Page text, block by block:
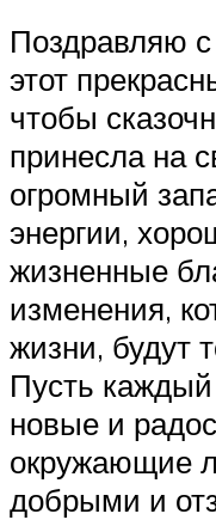
Поздравляю
этот
чтобы
принесла на
огромный
энергии,
жизненные
изменения,
жизни, будут
Пусть
новые и
окружающие
добрыми и